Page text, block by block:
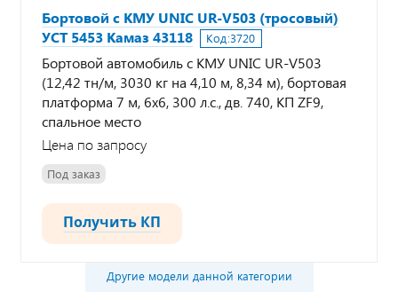
Бортовой с КМУ UNIC UR-V503 (тросовый)
УСТ 5453 Камаз 43118
Код:3720
Бортовой автомобиль с КМУ UNIC UR-V503
(12,42 тн/м, 3030 кг на 4,10 м, 8,34 м), бортовая
платформа 7 м, 6х6, 300 л.с., дв. 740, КП ZF9,
спальное место
Цена по запросу
Под заказ
Получить КП
Другие модели данной категории